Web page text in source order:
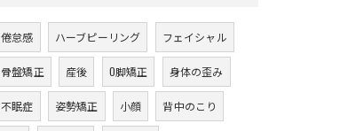
倦怠感 ハーブピーリング フェイシャル
骨盤矯正 産後 O脚矯正 身体の歪み
不眠症 姿勢矯正 小顔 背中のこり